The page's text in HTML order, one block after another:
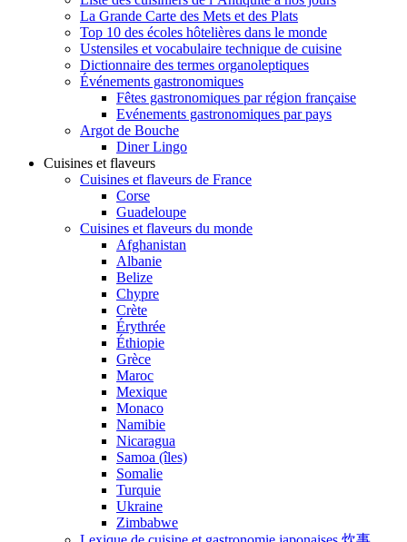
La Grande Carte des Mets et des Plats
Top 10 des écoles hôtelières dans le monde
Ustensiles et vocabulaire technique de cuisine
Dictionnaire des termes organoleptiques
Événements gastronomiques
Fêtes gastronomiques par région française
Evénements gastronomiques par pays
Argot de Bouche
Diner Lingo
Cuisines et flaveurs
Cuisines et flaveurs de France
Corse
Guadeloupe
Cuisines et flaveurs du monde
Afghanistan
Albanie
Belize
Chypre
Crète
Érythrée
Éthiopie
Grèce
Maroc
Mexique
Monaco
Namibie
Nicaragua
Samoa (îles)
Somalie
Turquie
Ukraine
Zimbabwe